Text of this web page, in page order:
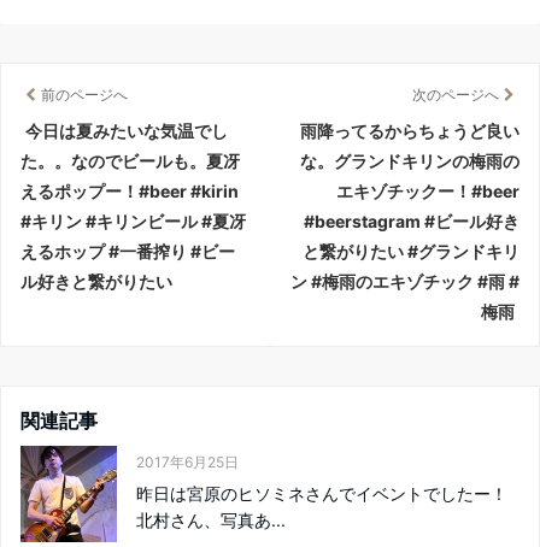
前のページへ
今日は夏みたいな気温でし
た。。なのでビールも。夏冴
えるポップー！#beer #kirin
#キリン #キリンビール #夏冴
えるホップ #一番搾り #ビー
ル好きと繋がりたい
次のページへ
雨降ってるからちょうど良い
な。グランドキリンの梅雨の
エキゾチックー！#beer
#beerstagram #ビール好き
と繋がりたい #グランドキリ
ン #梅雨のエキゾチック #雨 #
梅雨
関連記事
2017年6月25日
昨日は宮原のヒソミネさんでイベントでしたー！
北村さん、写真あ...